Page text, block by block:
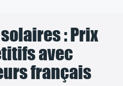
: Prix
avec
français